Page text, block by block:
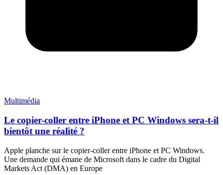
Multimédia
Le copier-coller entre iPhone et PC Windows sera-t-il
bientôt une réalité ?
Apple planche sur le copier-coller entre iPhone et PC Windows.
Une demande qui émane de Microsoft dans le cadre du Digital
Markets Act (DMA) en Europe